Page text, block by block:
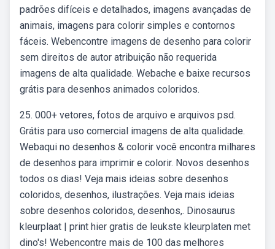
padrões difíceis e detalhados, imagens avançadas de
animais, imagens para colorir simples e contornos
fáceis. Webencontre imagens de desenho para colorir
sem direitos de autor atribuição não requerida
imagens de alta qualidade. Webache e baixe recursos
grátis para desenhos animados coloridos.
25. 000+ vetores, fotos de arquivo e arquivos psd.
Grátis para uso comercial imagens de alta qualidade.
Webaqui no desenhos & colorir você encontra milhares
de desenhos para imprimir e colorir. Novos desenhos
todos os dias! Veja mais ideias sobre desenhos
coloridos, desenhos, ilustrações. Veja mais ideias
sobre desenhos coloridos, desenhos,. Dinosaurus
kleurplaat | print hier gratis de leukste kleurplaten met
dino's! Webencontre mais de 100 das melhores